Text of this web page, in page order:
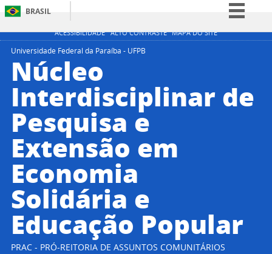
ACESSIBILIDADE ALTO CONTRASTE MAPA DO SITE
BRASIL
Simplifique!
Acesso à informação
Legislação
Universidade Federal da Paraíba - UFPB
Núcleo
Interdisciplinar de
Pesquisa e
Extensão em
Economia
Solidária e
Educação Popular
PRAC - PRÓ-REITORIA DE ASSUNTOS COMUNITÁRIOS